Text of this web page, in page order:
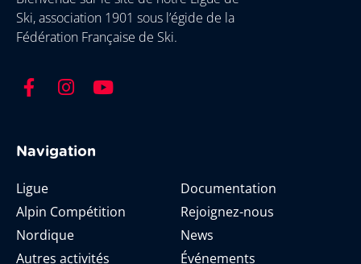
Ski, association 1901 sous l’égide de la
Fédération Française de Ski.
Navigation
Ligue
Alpin Compétition
Nordique
Autres activités
Documentation
Rejoignez-nous
News
Événements